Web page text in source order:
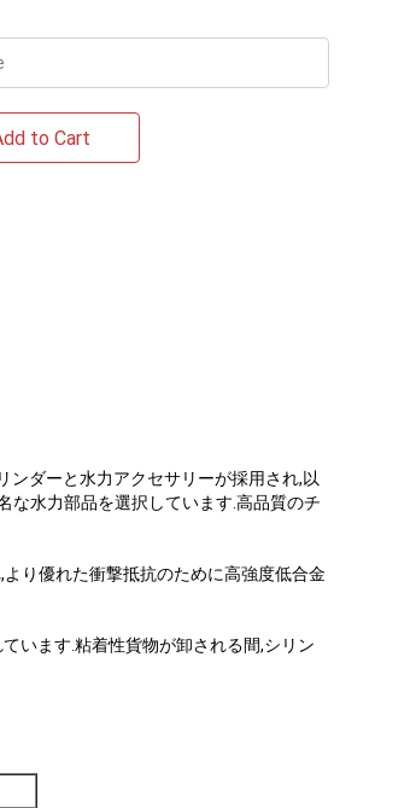
to Cart
ダーと水力アクセサリーが採用され,以
な水力部品を選択しています.高品質のチ
り優れた衝撃抵抗のために高強度低合金
います.粘着性貨物が卸される間,シリン